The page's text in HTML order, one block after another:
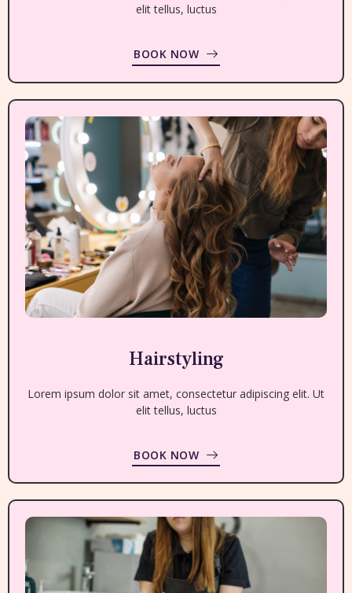
elit tellus, luctus
BOOK NOW
Hairstyling
Lorem ipsum dolor sit amet, consectetur adipiscing elit. Ut
elit tellus, luctus
BOOK NOW